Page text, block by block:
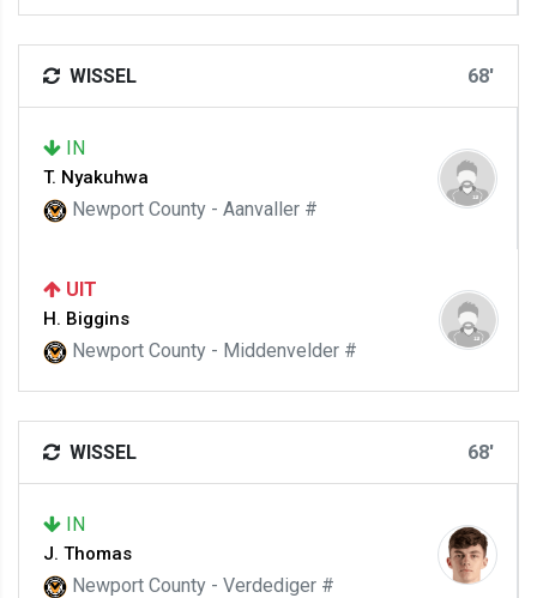
WISSEL 68'
IN
T. Nyakuhwa
Newport County - Aanvaller #
UIT
H. Biggins
Newport County - Middenvelder #
WISSEL 68'
IN
J. Thomas
Newport County - Verdediger #